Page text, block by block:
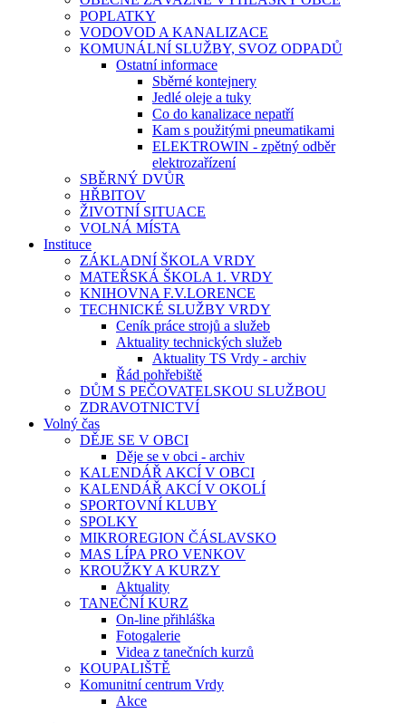
POPLATKY
VODOVOD A KANALIZACE
KOMUNÁLNÍ SLUŽBY, SVOZ ODPADŮ
Ostatní informace
Sběrné kontejnery
Jedlé oleje a tuky
Co do kanalizace nepatří
Kam s použitými pneumatikami
ELEKTROWIN - zpětný odběr
elektrozařízení
SBĚRNÝ DVŮR
HŘBITOV
ŽIVOTNÍ SITUACE
VOLNÁ MÍSTA
Instituce
ZÁKLADNÍ ŠKOLA VRDY
MATEŘSKÁ ŠKOLA 1. VRDY
KNIHOVNA F.V.LORENCE
TECHNICKÉ SLUŽBY VRDY
Ceník práce strojů a služeb
Aktuality technických služeb
Aktuality TS Vrdy - archiv
Řád pohřebiště
DŮM S PEČOVATELSKOU SLUŽBOU
ZDRAVOTNICTVÍ
Volný čas
DĚJE SE V OBCI
Děje se v obci - archiv
KALENDÁŘ AKCÍ V OBCI
KALENDÁŘ AKCÍ V OKOLÍ
SPORTOVNÍ KLUBY
SPOLKY
MIKROREGION ČÁSLAVSKO
MAS LÍPA PRO VENKOV
KROUŽKY A KURZY
Aktuality
TANEČNÍ KURZ
On-line přihláška
Fotogalerie
Videa z tanečních kurzů
KOUPALIŠTĚ
Komunitní centrum Vrdy
Akce